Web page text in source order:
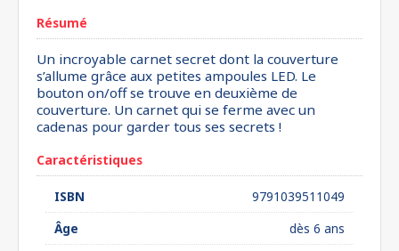
Résumé
Un incroyable carnet secret dont la couverture
s’allume grâce aux petites ampoules LED. Le
bouton on/off se trouve en deuxième de
couverture. Un carnet qui se ferme avec un
cadenas pour garder tous ses secrets !
Caractéristiques
ISBN
9791039511049
Âge
dès 6 ans